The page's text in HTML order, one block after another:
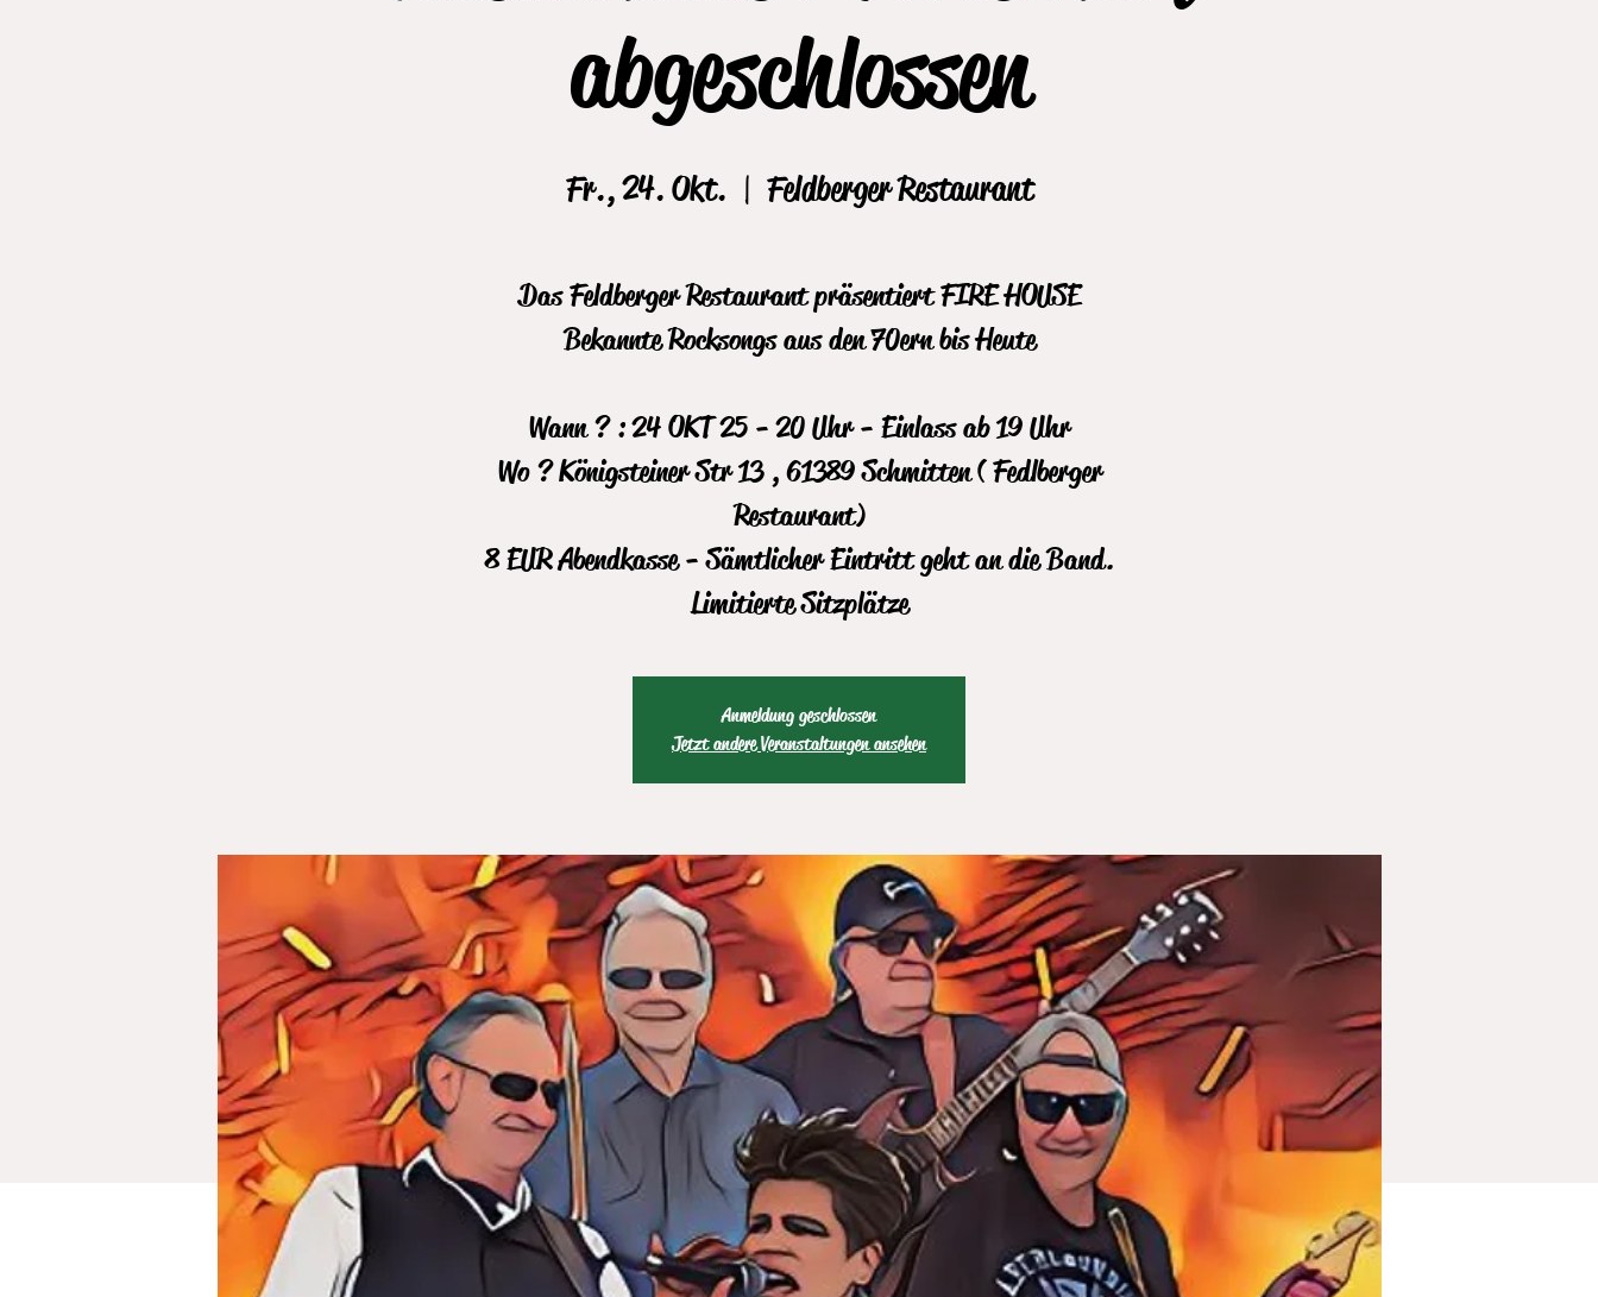
abgeschlossen
Fr., 24. Okt.
  |
Feldberger Restaurant
Das Feldberger Restaurant präsentiert FIRE HOUSE
Bekannte Rocksongs aus den 70ern bis Heute
Wann ? : 24 OKT 25 - 20 Uhr - Einlass ab 19 Uhr
Wo ? Königsteiner Str 13 , 61389 Schmitten ( Fedlberger
Restaurant)
8 EUR Abendkasse - Sämtlicher Eintritt geht an die Band.
Limitierte Sitzplätze
Anmeldung geschlossen
Jetzt andere Veranstaltungen ansehen